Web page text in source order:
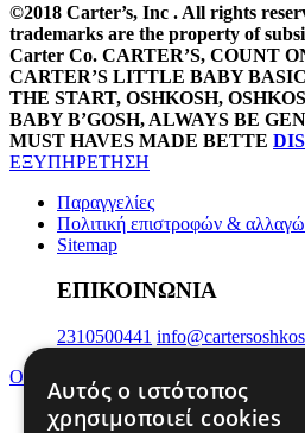
©2018 Carter’s, Inc . All rights
trademarks are the property of
Carter Co. CARTER’S, COUNT
CARTER’S LITTLE BABY
THE START, OSHKOSH,
BABY B’GOSH, ALWAYS BE
MUST HAVES MADE BETTE
ΕΞΥΠΗΡΕΤΗΣΗ
Παραγγελίες
Πολιτική επιστροφών &
Sitemap
ΕΠΙΚΟΙΝΩΝΙΑ
2310500441
ΟΙ ΑΓΟΡΕΣ ΣΟΥ
Ο Λογαριασμός μου
Αυτός ο ιστότοπος
χρησιμοποιεί cookies